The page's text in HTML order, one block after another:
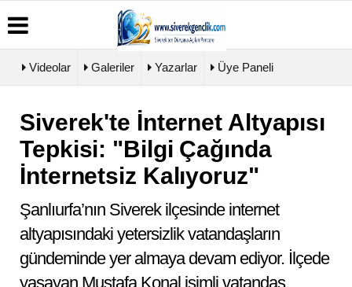
Üye
Paneli
Haber
Arşivi
Haberleri
Biyografiler
Köşe
Yazarları
Video
Galeri
Galeri
Künye
İletişim
İlkeleri
Videolar Galeriler Yazarlar Üye Paneli
Siverek'te İnternet Altyapısı
Tepkisi: "Bilgi Çağında
İnternetsiz Kalıyoruz"
Şanlıurfa’nın Siverek ilçesinde internet
altyapısındaki yetersizlik vatandaşların
gündeminde yer almaya devam ediyor. İlçede
yaşayan Mustafa Konal isimli vatandaş,